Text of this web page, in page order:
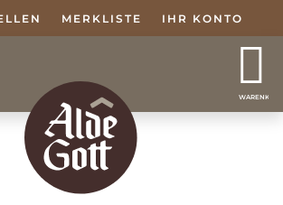
springen
MERKLISTE IHR KONTO
WARENKORB